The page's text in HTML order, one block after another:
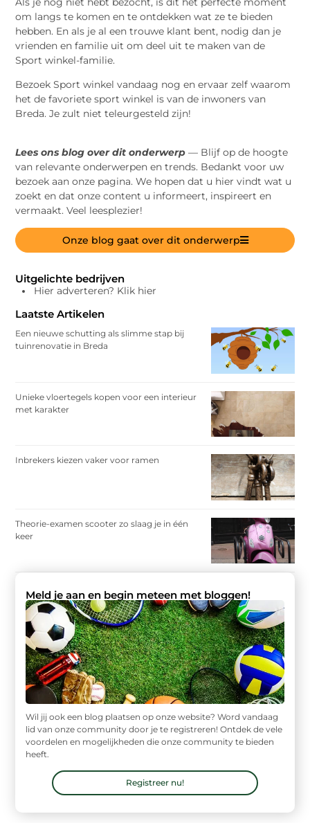
om langs te komen en te ontdekken wat ze te bieden
hebben. En als je al een trouwe klant bent, nodig dan je
vrienden en familie uit om deel uit te maken van de
Sport winkel-familie.
Bezoek Sport winkel vandaag nog en ervaar zelf waarom
het de favoriete sport winkel is van de inwoners van
Breda. Je zult niet teleurgesteld zijn!
Lees ons blog over dit onderwerp— Blijf op de hoogte
van relevante onderwerpen en trends. Bedankt voor uw
bezoek aan onze pagina. We hopen dat u hier vindt wat u
zoekt en dat onze content u informeert, inspireert en
vermaakt. Veel leesplezier!
Onze blog gaat over dit onderwerp
Uitgelichte bedrijven
Hier adverteren? Klik hier
Laatste Artikelen
Een nieuwe schutting als slimme stap bij
tuinrenovatie in Breda
Unieke vloertegels kopen voor een interieur
met karakter
Inbrekers kiezen vaker voor ramen
Theorie-examen scooter zo slaag je in één
keer
Meld je aan en begin meteen met bloggen!
Wil jij ook een blog plaatsen op onze website? Word vandaag
lid van onze community door je te registreren! Ontdek de vele
voordelen en mogelijkheden die onze community te bieden
heeft.
Registreer nu!